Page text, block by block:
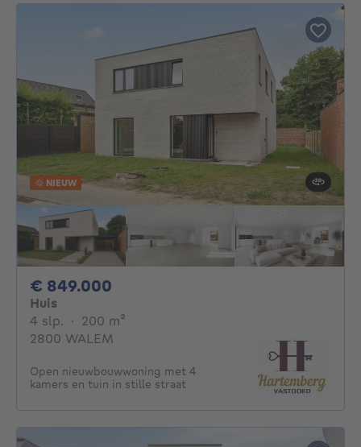
NIEUW
€ 849.000
Huis
4 slp. 4 slaapkamers
· 200 m²
2800 WALEM
Open nieuwbouwwoning met 4
kamers en tuin in stille straat